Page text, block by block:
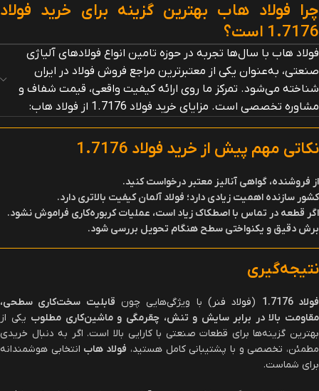
چرا فولاد هاب بهترین گزینه برای خرید فولاد
1.7176 است؟
فولاد هاب با سال‌ها تجربه در حوزه تامین انواع فولادهای آلیاژی
صنعتی، به‌عنوان یکی از معتبرترین مراجع فروش فولاد در ایران
شناخته می‌شود. تمرکز ما روی ارائه کیفیت واقعی، قیمت شفاف و
مشاوره تخصصی است. مزایای خرید فولاد 1.7176 از فولاد هاب:
نکاتی مهم پیش از خرید فولاد 1.7176
از فروشنده، گواهی آنالیز معتبر درخواست کنید.
کشور سازنده اهمیت زیادی دارد؛ فولاد آلمان کیفیت بالاتری دارد.
اگر قطعه در تماس با اصطکاک زیاد است، عملیات کربوره‌کاری فراموش نشود.
برش دقیق و یکنواختی سطح هنگام تحویل بررسی شود.
نتیجه‌گیری
فولاد 1.7176 (فولاد فنر) با ویژگی‌هایی چون قابلیت سخت‌کاری سطحی،
مقاومت بالا در برابر سایش و تنش، چقرمگی و ماشین‌کاری مطلوب یکی از
بهترین گزینه‌ها برای قطعات صنعتی با کارایی بالا است. اگر به دنبال خریدی
مطمئن، تخصصی و با پشتیبانی کامل هستید، فولاد هاب انتخابی هوشمندانه
برای شماست.